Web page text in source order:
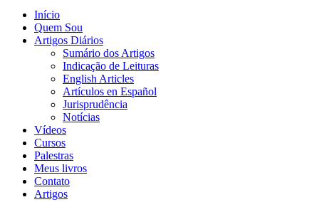
Início
Quem Sou
Artigos Diários
Sumário dos Artigos
Indicação de Leituras
English Articles
Artículos en Español
Jurisprudência
Notícias
Vídeos
Cursos
Palestras
Meus livros
Contato
Artigos